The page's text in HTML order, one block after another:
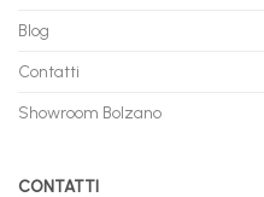
Blog
Contatti
Showroom Bolzano
CONTATTI